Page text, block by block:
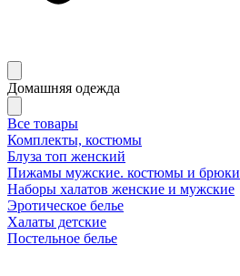
Домашняя одежда
Все товары
Комплекты, костюмы
Блуза топ женский
Пижамы мужские. костюмы и брюки
Наборы халатов женские и мужские
Эротическое белье
Халаты детские
Постельное белье